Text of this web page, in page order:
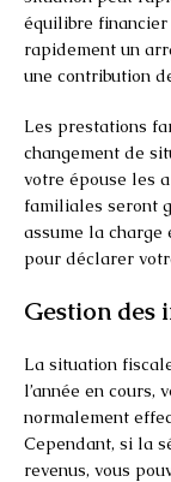
équilibre financier
rapidement un
une contribution
Les prestations
changement de
votre épouse les
familiales seront
assume la charge
pour déclarer
Gestion des
La situation
l’année en cours,
normalement
Cependant, si la
revenus, vous